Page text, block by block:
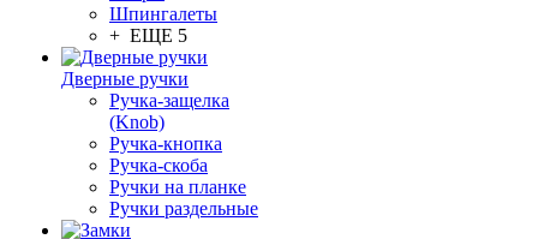
Шпингалеты
+ ЕЩЕ 5
Дверные ручки
Ручка-защелка
(Knob)
Ручка-кнопка
Ручка-скоба
Ручки на планке
Ручки раздельные